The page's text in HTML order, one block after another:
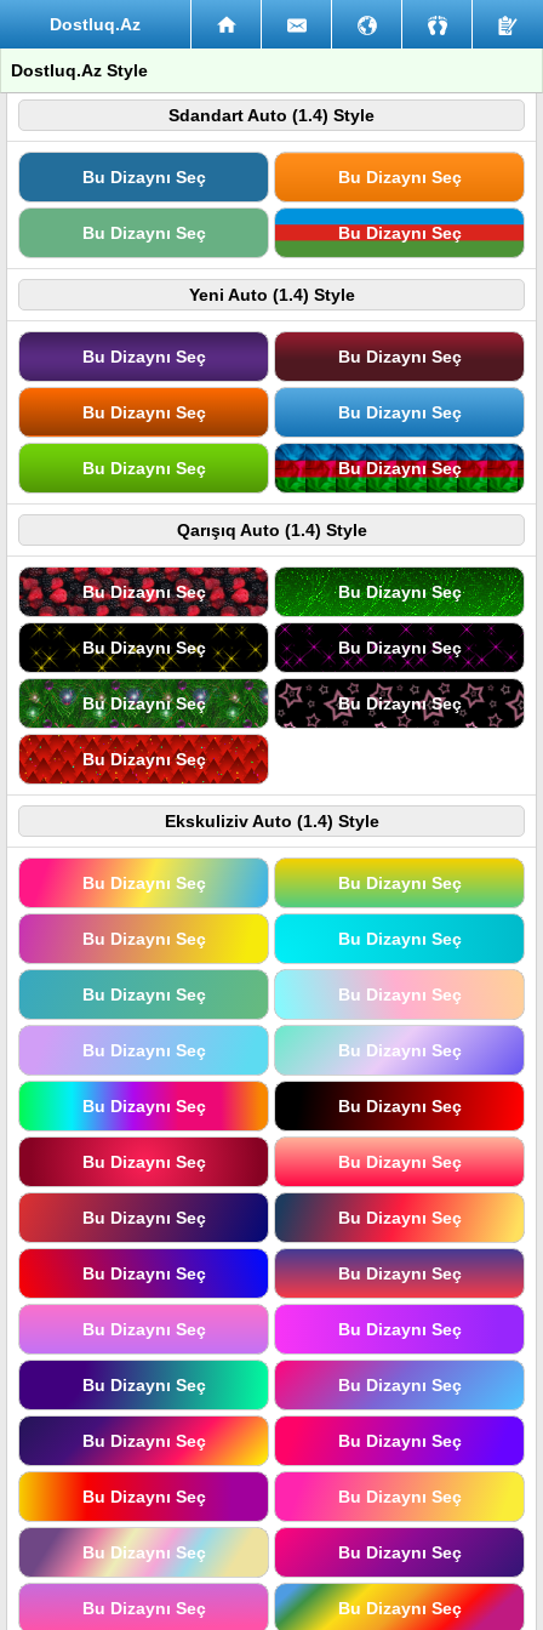
Dostluq.Az
Dostluq.Az Style
Sdandart Auto (1.4) Style
Bu Dizaynı Seç Bu Dizaynı Seç
Bu Dizaynı Seç Bu Dizaynı Seç
Yeni Auto (1.4) Style
Bu Dizaynı Seç Bu Dizaynı Seç
Bu Dizaynı Seç Bu Dizaynı Seç
Bu Dizaynı Seç Bu Dizaynı Seç
Qarışıq Auto (1.4) Style
Bu Dizaynı Seç Bu Dizaynı Seç
Bu Dizaynı Seç Bu Dizaynı Seç
Bu Dizaynı Seç Bu Dizaynı Seç
Bu Dizaynı Seç
Ekskuliziv Auto (1.4) Style
Bu Dizaynı Seç Bu Dizaynı Seç
Bu Dizaynı Seç Bu Dizaynı Seç
Bu Dizaynı Seç Bu Dizaynı Seç
Bu Dizaynı Seç Bu Dizaynı Seç
Bu Dizaynı Seç Bu Dizaynı Seç
Bu Dizaynı Seç Bu Dizaynı Seç
Bu Dizaynı Seç Bu Dizaynı Seç
Bu Dizaynı Seç Bu Dizaynı Seç
Bu Dizaynı Seç Bu Dizaynı Seç
Bu Dizaynı Seç Bu Dizaynı Seç
Bu Dizaynı Seç Bu Dizaynı Seç
Bu Dizaynı Seç Bu Dizaynı Seç
Bu Dizaynı Seç Bu Dizaynı Seç
Bu Dizaynı Seç Bu Dizaynı Seç